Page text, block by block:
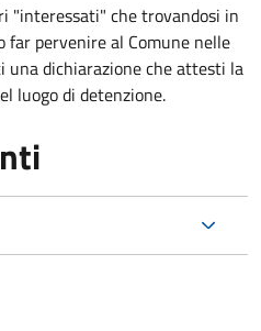
"interessati" che trovandosi in
pervenire al Comune nelle
dichiarazione che attesti la
luogo di detenzione.